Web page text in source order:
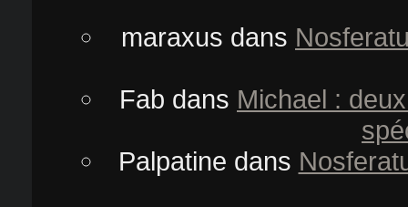
maraxus dans
Fab dans Michael :
Palpatine dans